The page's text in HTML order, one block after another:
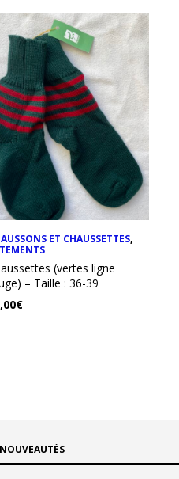
ET CHAUSSETTES,
(vertes ligne
– Taille : 36-39
€
NOUVEAUTÉS